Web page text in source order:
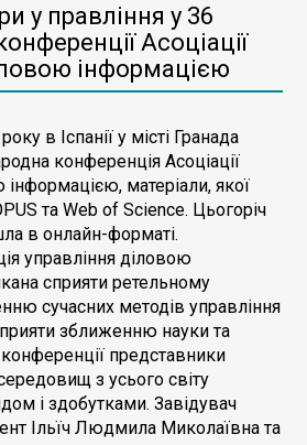
у правління у 36
Асоціації
інформацією
в Іспанії у місті Гранада
конференція Асоціації
матеріали, якої
та Web of Science. Цьогоріч
в онлайн-форматі.
управління діловою
сприяти ретельному
сучасних методів управління
зближенню науки та
представники
з усього світу
і здобутками. Завідувач
Ільїч Людмила Миколаївна та